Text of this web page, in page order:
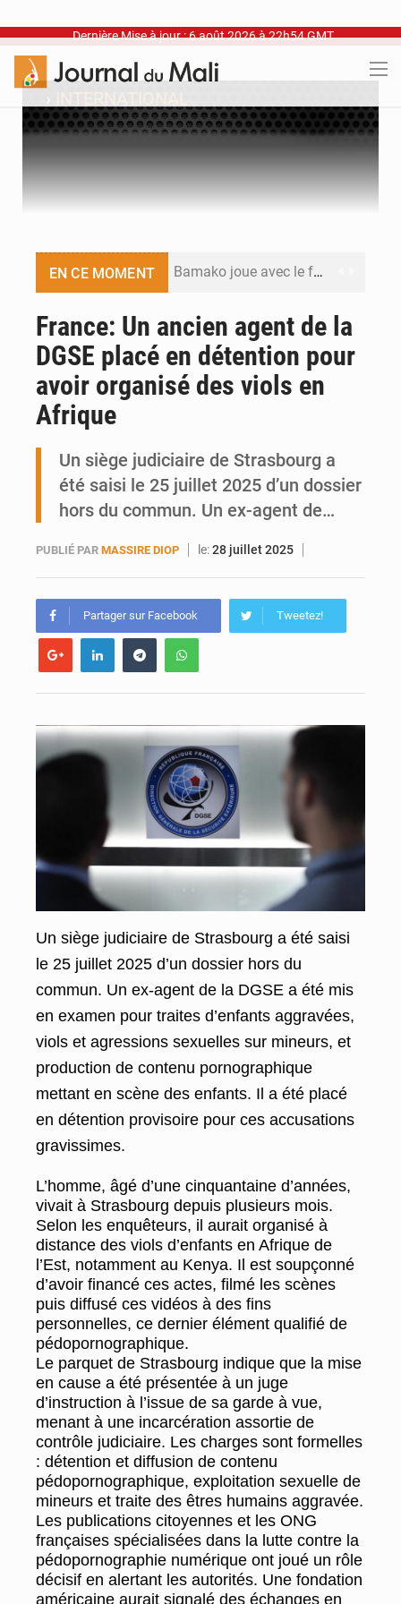
Dernière Mise à jour : 6 août 2026 à 22h54 GMT
›
EN CE MOMENT Bamako joue avec le feu
Blanchisseries à Bamako : la traçabilité du linge en question
Dr Abdrahamane Tamboura, économiste
Ports ouest-africains : la bataille du fret sahélien
France: Un ancien agent de la
DGSE placé en détention pour
avoir organisé des viols en
Afrique
Un siège judiciaire de Strasbourg a
été saisi le 25 juillet 2025 d’un dossier
hors du commun. Un ex-agent de…
PUBLIÉ PAR MASSIRE DIOP le:28 juillet 2025
Partager sur Facebook Tweetez!
Un siège judiciaire de Strasbourg a été saisi
le 25 juillet 2025 d’un dossier hors du
commun. Un ex-agent de la DGSE a été mis
en examen pour traites d’enfants aggravées,
viols et agressions sexuelles sur mineurs, et
production de contenu pornographique
mettant en scène des enfants. Il a été placé
en détention provisoire pour ces accusations
gravissimes.
L’homme, âgé d’une cinquantaine d’années,
vivait à Strasbourg depuis plusieurs mois.
Selon les enquêteurs, il aurait organisé à
distance des viols d’enfants en Afrique de
l’Est, notamment au Kenya. Il est soupçonné
d’avoir financé ces actes, filmé les scènes
puis diffusé ces vidéos à des fins
personnelles, ce dernier élément qualifié de
pédopornographique.
Le parquet de Strasbourg indique que la mise
en cause a été présentée à un juge
d’instruction à l’issue de sa garde à vue,
menant à une incarcération assortie de
contrôle judiciaire. Les charges sont formelles
: détention et diffusion de contenu
pédopornographique, exploitation sexuelle de
mineurs et traite des êtres humains aggravée.
Les publications citoyennes et les ONG
françaises spécialisées dans la lutte contre la
pédopornographie numérique ont joué un rôle
décisif en alertant les autorités. Une fondation
américaine aurait signalé des échanges en